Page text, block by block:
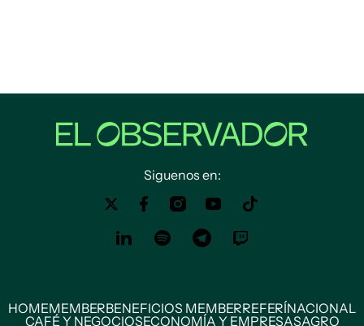
Siguenos en:
HOMEMEMBERBENEFICIOS MEMBERREFERÍNACIONAL
CAFÉ Y NEGOCIOSECONOMÍA Y EMPRESASAGRO